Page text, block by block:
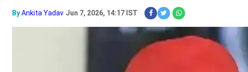
ByAnkita Yadav Jun 7, 2026, 14:17 IST